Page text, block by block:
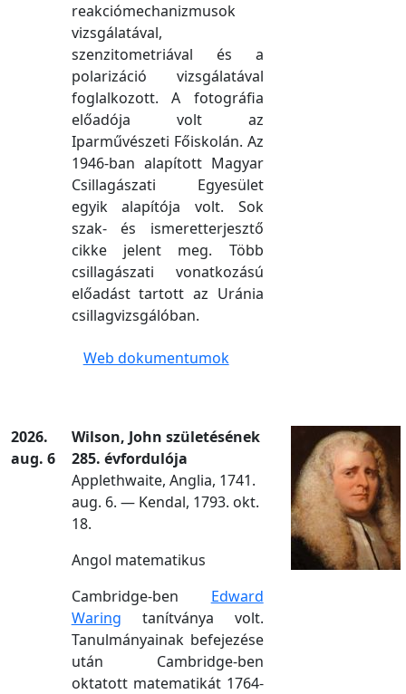
reakciómechanizmusok
vizsgálatával,
szenzitometriával és a
polarizáció vizsgálatával
foglalkozott. A fotográfia
előadója volt az
Iparművészeti Főiskolán. Az
1946-ban alapított Magyar
Csillagászati Egyesület
egyik alapítója volt. Sok
szak- és ismeretterjesztő
cikke jelent meg. Több
csillagászati vonatkozású
előadást tartott az Uránia
csillagvizsgálóban.
Web dokumentumok
2026.
aug. 6
Wilson, John születésének
285. évfordulója
Applethwaite, Anglia, 1741.
aug. 6. — Kendal, 1793. okt.
18.
Angol matematikus
Cambridge-ben Edward
Waring tanítványa volt.
Tanulmányainak befejezése
után Cambridge-ben
oktatott matematikát 1764-